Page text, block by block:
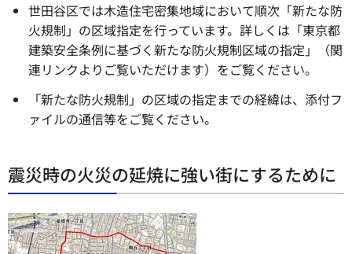
世田谷区では木造住宅密集地域において順次「新たな防
火規制」の区域指定を行っています。詳しくは「東京都
建築安全条例に基づく新たな防火規制区域の指定」（関
連リンクよりご覧いただけます）をご覧ください。
「新たな防火規制」の区域の指定までの経緯は、添付フ
ァイルの通信等をご覧ください。
震災時の火災の延焼に強い街にするために